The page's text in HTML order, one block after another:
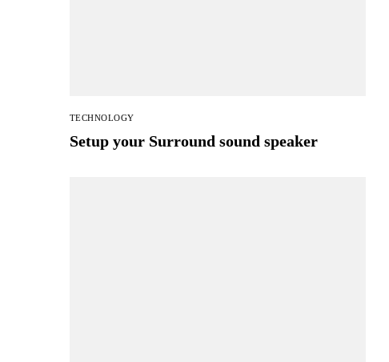
TECHNOLOGY
Setup your Surround sound speaker